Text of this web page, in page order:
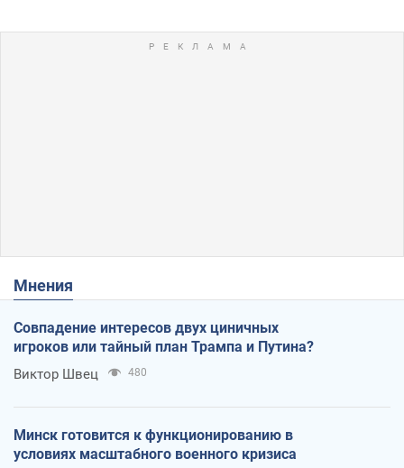
Мнения
Совпадение интересов двух циничных
игроков или тайный план Трампа и Путина?
Виктор Швец 480
Минск готовится к функционированию в
условиях масштабного военного кризиса